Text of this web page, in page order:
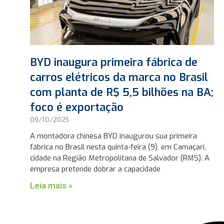
BYD inaugura primeira fábrica de
carros elétricos da marca no Brasil
com planta de R$ 5,5 bilhões na BA;
foco é exportação
09/10/2025
A montadora chinesa BYD inaugurou sua primeira
fábrica no Brasil nesta quinta-feira (9), em Camaçari,
cidade na Região Metropolitana de Salvador (RMS). A
empresa pretende dobrar a capacidade
Leia mais »